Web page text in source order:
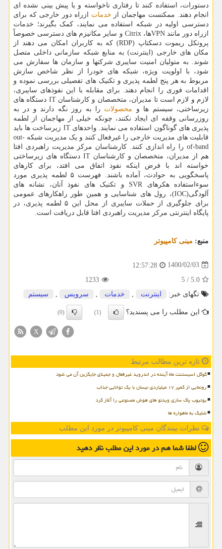
دستورات، استفاده کنند تا رفتاری ناخواسته و یا پیش بینی نشده ای
انجام دهند. ممکنست مهاجمان از خدمات ازراه دور خارجی که برای
دسترسی اولیه در شبکه استفاده می نمایند، کمک بگیرند؛ خدمات
ازراه دور مانند VPNها، Citrix و سایر مکانیزم های دسترسی خصوصاً
پروتکل ریموت دسکتاپ (RDP) که به کاربران امکان می دهند از
مکان های خارجی (اینترنت) به منابع شبکه سازمانی داخلی متصل
شوند. به متولیان امنیت سایبری شرکتها و سازمان ها سفارش می
شود، با اولویت ویژه، شبکه های خودرا از نظر شاخص سازش
مربوط به هر پنج لطمه پذیری و تکنیک های تفصیلی بررسی نموده و
اقدامات فوری را انجام دهند. برای مقابله با این نفوذهای سایبری،
لازم و لازم است تا مدیران، متخصصان و کارشناسان IT دستگاه های
زیرساختی، سیستم ها و محصولات را به روز نگه دارند و در به
روزرسانی وقفه ای ایجاد نکنند، چونکه خیلی از مهاجمان از لطمه
پذیری های گوناگون استفاده می نمایند. واحدهای IT زیرساخت ها باید
قابلیت های مدیریت خارجی را غیرفعال کنند و یک مدیریت شبکه out-
of-band را راه اندازی کنند. کارشناسان مرکز مدیریت راهبردی افتا
هم از مدیران، متخصصان و کارشناسان IT دستگاه های زیرساختی
خواسته اند با فرض اینکه نفوذ اتفاق می افتد، برای کارهای
پاسخگویی به حوادث، آماده باشند. فهرست ۵ لطمه پذیری مورد
سوءاستفاده هکرهای SVR و تکنیک های نفوذ آنان، نشانه های
آلودگی(IOC)، رول های شناسایی و همین طور راهکارهای عمومی
برای جلوگیری از حملات سایبری از محل این ۵ لطمه پذیری، در
پایگاه اینترنتی مرکز مدیریت راهبردی افتا قابل دریافت است.
منبع: مینی كامپیوتر
1400/02/03
12:57:28
5.0
/
5
1233
تگهای خبر:
اینترنت خدمات سرویس سیستم
این مطلب را می پسندید؟ (1)
(0)
X
تازه ترین مطالب مرتبط
گوگل اسیستنت ماه آینده در اندروید غیرفعال و جمینای جایگزین آن می شود
رونمایی از کمپر ۱۷ میلیاردی نیسان با یک توانایی جذاب
یوتیوب پاک سازی ویدئو های هوش مصنوعی را آغاز کرد
شلیک به ماهواره ها
نظرات بینندگان مینی کامپیوتر در مورد این مطلب
لطفا شما همدر مورد این مطلبنظر دهید